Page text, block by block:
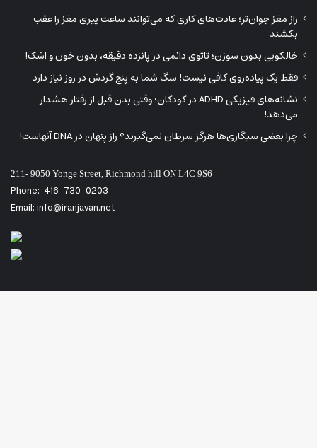
راز مغز جوان‌تر؛ عادت‌های کاری که می‌توانند ساعت پیری مغز را عقب
بکشند
خالکوبی بدون سوزن؛ تاتوی دائمی در پانزده دقیقه، بدون خون و اشک!
فقط یک پیاده‌روی کافی نیست! سگ شما به پنج گردش در روز نیاز دارد
نشانه‌های فیزیکی ADHD در کودکان؛ وقتی بدن قبل از رفتار هشدار
می‌دهد!
چرا بعضی سیگاری‌ها هرگز سرطان نمی‌گیرند؟ راز پنهان در DNA آنهاست!
211- 9050 Yonge Street, Richmond hill ON L4C 9S6
Phone: 416-730-0203
Email: info@iranjavan.net